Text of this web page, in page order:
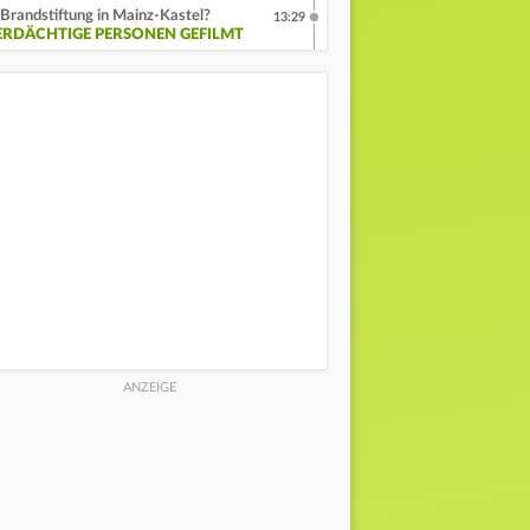
Brandstiftung in Mainz-Kastel?
PERSONEN GEFILMT
13:29